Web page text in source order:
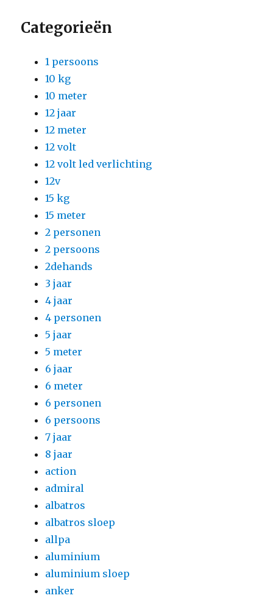
Categorieën
1 persoons
10 kg
10 meter
12 jaar
12 meter
12 volt
12 volt led verlichting
12v
15 kg
15 meter
2 personen
2 persoons
2dehands
3 jaar
4 jaar
4 personen
5 jaar
5 meter
6 jaar
6 meter
6 personen
6 persoons
7 jaar
8 jaar
action
admiral
albatros
albatros sloep
allpa
aluminium
aluminium sloep
anker